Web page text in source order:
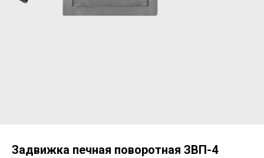
Задвижка печная поворотная ЗВП-4